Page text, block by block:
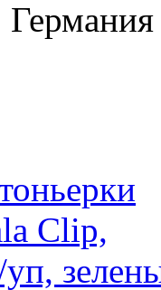
Германия